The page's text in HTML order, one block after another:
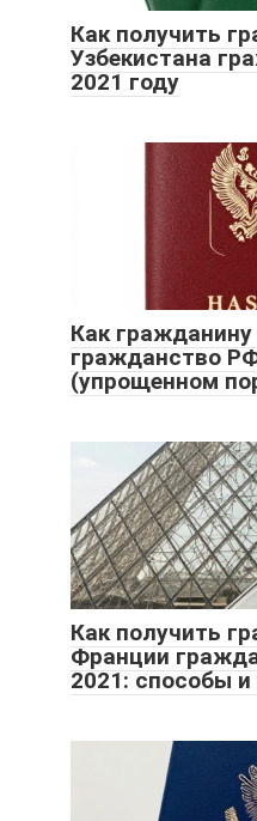
Как получить
Узбекистана
2021 году
Как гражданину
гражданство
(упрощенном
Как получить
Франции
2021: способы и